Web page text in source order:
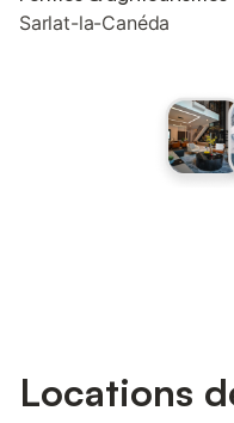
Sarlat-la-Canéda
Locations